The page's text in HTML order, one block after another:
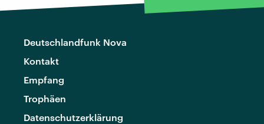
Deutschlandfunk Nova
Kontakt
Empfang
Trophäen
Datenschutzerklärung